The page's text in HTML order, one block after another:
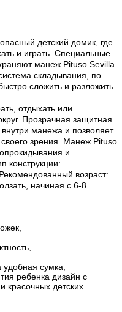
детский домик, где
и играть. Специальные
манеж Pituso Sevilla
складывания, по
сложить и разложить
отдыхать или
Прозрачная защитная
манежа и позволяет
зрения. Манеж Pituso
и
конструкции:
возраст:
начиная с 6-8
удобная сумка,
ребенка дизайн с
красочных детских